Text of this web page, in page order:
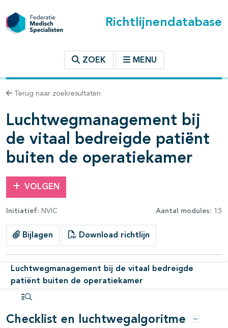
Richtlijnendatabase
ZOEK MENU
Terug naar zoekresultaten
Luchtwegmanagement bij
de vitaal bedreigde patiënt
buiten de operatiekamer
VOLGEN
Initiatief: NVIC Aantal modules: 15
Bijlagen Download richtlijn
Luchtwegmanagement bij de vitaal bedreigde
patiënt buiten de operatiekamer
openklappen
Checklist en luchtwegalgoritme Opties